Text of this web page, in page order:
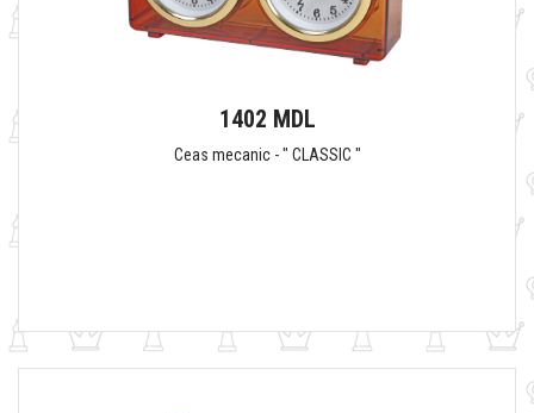
1402 MDL
Ceas mecanic - " CLASSIC "